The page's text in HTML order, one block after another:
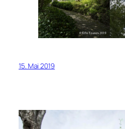
15. Mai 2019